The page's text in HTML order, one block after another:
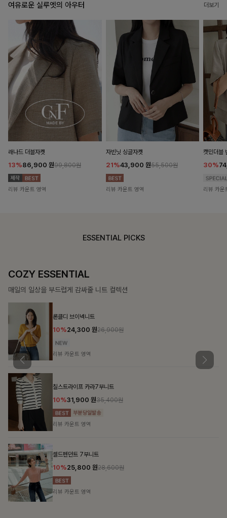
여유로운 실루엣의 아우터 더보기
래나드 더블자켓
13%86,900 원99,800원
리뷰 카운트 영역
자빈닛 싱글자켓
21%43,900 원55,500원
리뷰 카운트 영역
캣민더블
30%
리뷰 카운
ESSENTIAL PICKS
COZY ESSENTIAL
매일의 일상을 부드럽게 감싸줄 니트 컬렉션
론클디 브이넥니트
10%24,300 원26,900원
리뷰 카운트 영역
칠스트라이프 카라7부니트
10%31,900 원35,400원
리뷰 카운트 영역
셀드펜던트 7부니트
10%25,800 원28,600원
리뷰 카운트 영역